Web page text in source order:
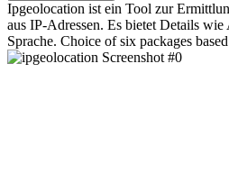
Ipgeolocation ist ein Tool zur
aus IP-Adressen. Es bietet Details wie
Sprache. Choice of six packages